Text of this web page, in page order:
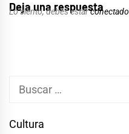
Deja una respuesta
Lo siento, debes estarconectado
Buscar:
Cultura